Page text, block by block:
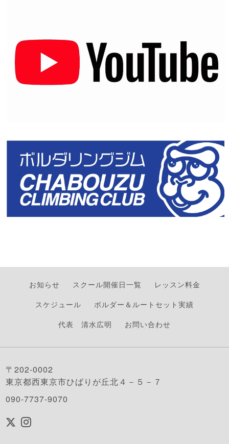
お知らせ スクール開催日一覧
レッスン料金
スケジュール
ボルダー＆ルートセット実績
代表 清水広明
お問い合わせ
〒202-0002
東京都西東京市ひばりが丘北４－５－７
090-7737-9070